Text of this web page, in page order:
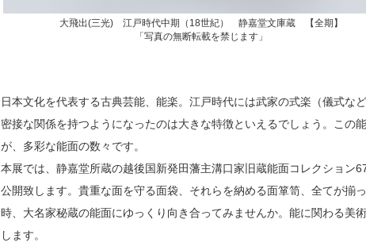
大飛出(三光) 江戸時代中期（18世紀） 静嘉堂文庫蔵 【全期】
「写真の無断転載を禁じます」
日本文化を代表する古典芸能、能楽。江戸時代には武家の式楽（儀式な
密接な関係を持つようになったのは大きな特徴といえるでしょう。この
が、多彩な能面の数々です。
本展では、静嘉堂所蔵の越後国新発田藩主溝口家旧蔵能面コレクション
公開致します。貴重な面を守る面袋、それらを納める面箪笥、全てが揃
時、大名家秘蔵の能面にゆっくり向き合ってみませんか。能に関わる美
します。